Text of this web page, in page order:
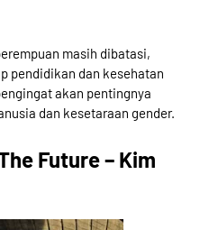
masih dibatasi,
pendidikan dan kesehatan
akan pentingnya
dan kesetaraan gender.
Future – Kim